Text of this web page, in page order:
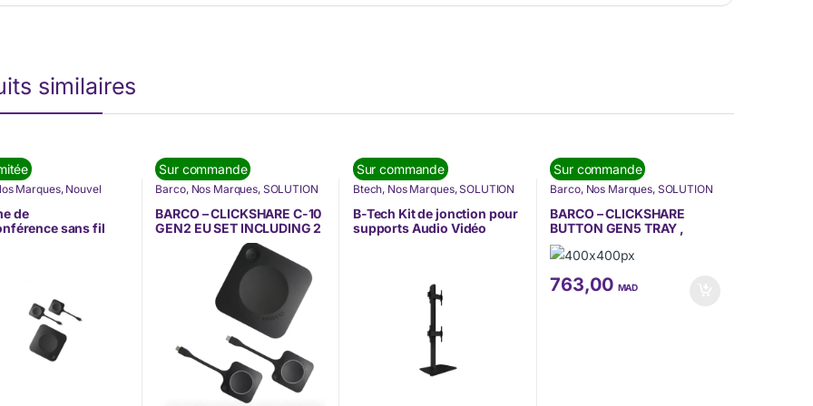
similaires
Marques, Nouvel
SOLUTION DE
de
sans fil
Sur commande
Barco, Nos Marques, SOLUTION
DE COMMUNICATION
Visioconférence
BARCO – CLICKSHARE C-10
GEN2 EU SET INCLUDING 2
BUTTONS (R9861611EUB2)
Sur commande
Btech, Nos Marques,SOLUTION
DE COMMUNICATION
Visioconférence
B-Tech Kit de jonction pour
supports Audio Vidéo
Sur commande
Barco, Nos Marques, SOLUTION
DE COMMUNICATION
Visioconférence
BARCO – CLICKSHARE
BUTTON GEN5 TRAY ,
HOLDS 2 BUTTONS
(R9861700T01)
763,00 MAD